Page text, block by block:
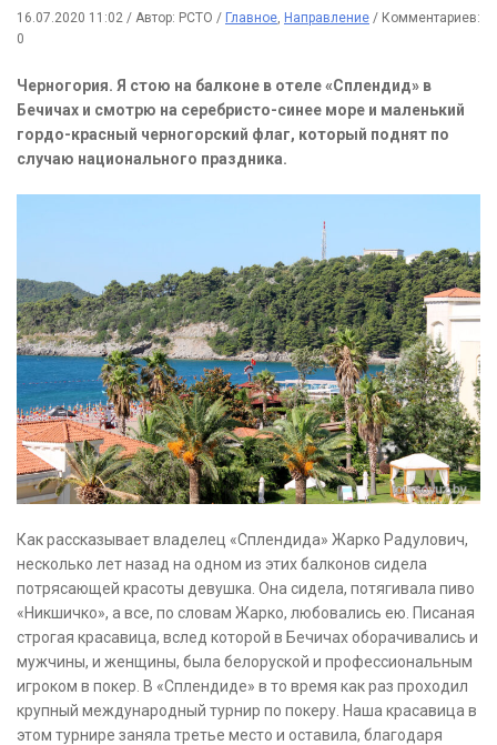
16.07.2020 11:02 / Автор: РСТО / Главное, Направление / Комментариев:
0
Черногория. Я стою на балконе в отеле «Сплендид» в
Бечичах и смотрю на серебристо-синее море и маленький
гордо-красный черногорский флаг, который поднят по
случаю национального праздника.
Как рассказывает владелец «Сплендида» Жарко Радулович,
несколько лет назад на одном из этих балконов сидела
потрясающей красоты девушка. Она сидела, потягивала пиво
«Никшичко», а все, по словам Жарко, любовались ею. Писаная
строгая красавица, вслед которой в Бечичах оборачивались и
мужчины, и женщины, была белоруской и профессиональным
игроком в покер. В «Сплендиде» в то время как раз проходил
крупный международный турнир по покеру. Наша красавица в
этом турнире заняла третье место и оставила, благодаря